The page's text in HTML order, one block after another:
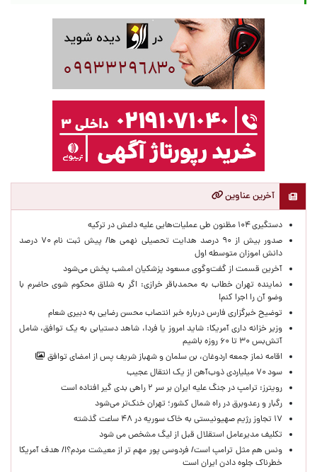
آخرین عناوین
دستگیری ۱۰۴ مظنون طی عملیات‌هایی علیه داعش در ترکیه
صدور بیش از ۹۰ درصد هدایت تحصیلی نهمی ها/ پیش ثبت نام ۷۰ درصد
دانش اموزان متوسطه اول
آخرین قسمت از گفت‌وگوی مسعود پزشکیان امشب پخش می‌شود
نماینده تهران خطاب به محمدباقر خرازی: اگر به شلاق محکوم شوی حاضرم با
وضو آن را اجرا کنم!
توضیح خبرگزاری فارس درباره خبر انتصاب محسن رضایی به دبیری شعام
وزیر خزانه داری آمریکا: شاید امروز یا فردا، شاهد دستیابی به یک توافق، شامل
آتش‌بس ۳۰ تا ۶۰ روزه باشیم
اقامه نماز جمعه اردوغان، بن ‌سلمان و شهباز شریف پس از امضای توافق
سود ۷۰ میلیاردی ذوب‌آهن از یک انتقال عجیب
رویترز: ترامپ در جنگ علیه ایران بر سر ۲ راهی بدی گیر افتاده است
رگبار و رعدوبرق در راه شمال کشور؛ تهران خنک‌تر می‌شود
۱۷ تجاوز رژیم صهیونیستی به خاک سوریه در ۴۸ ساعت گذشته
تکلیف مدیرعامل استقلال قبل از لیگ مشخص می شود
ونس هم مثل ترامپ است/ فردوسی پور مهم تر از معیشت مردم؟!/ هدف آمریکا
خطرناک جلوه دادن ایران است